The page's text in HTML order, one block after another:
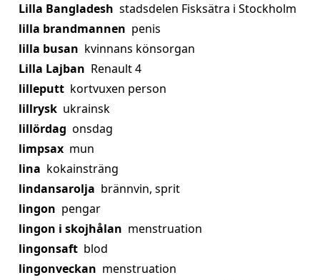
Lilla Bangladesh stadsdelen Fisksätra i Stockholm
lilla brandmannen penis
lilla busan kvinnans könsorgan
Lilla Lajban Renault 4
lilleputt kortvuxen person
lillrysk ukrainsk
lillördag onsdag
limpsax mun
lina kokainsträng
lindansarolja brännvin, sprit
lingon pengar
lingon i skojhålan menstruation
lingonsaft blod
lingonveckan menstruation